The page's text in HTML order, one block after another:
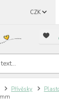
CZK
Přívěsky